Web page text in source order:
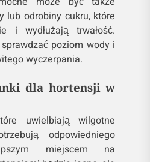
lub odrobiny cukru, które
i wydłużają trwałość.
poziom wody i
wyczerpania.
dla hortensji w
uwielbiają wilgotne
odpowiedniego
miejscem na